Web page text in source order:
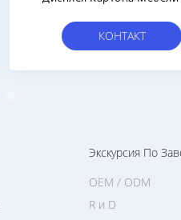
КОНТАКТ
Экскурсия По
OEM / ODM
R и D